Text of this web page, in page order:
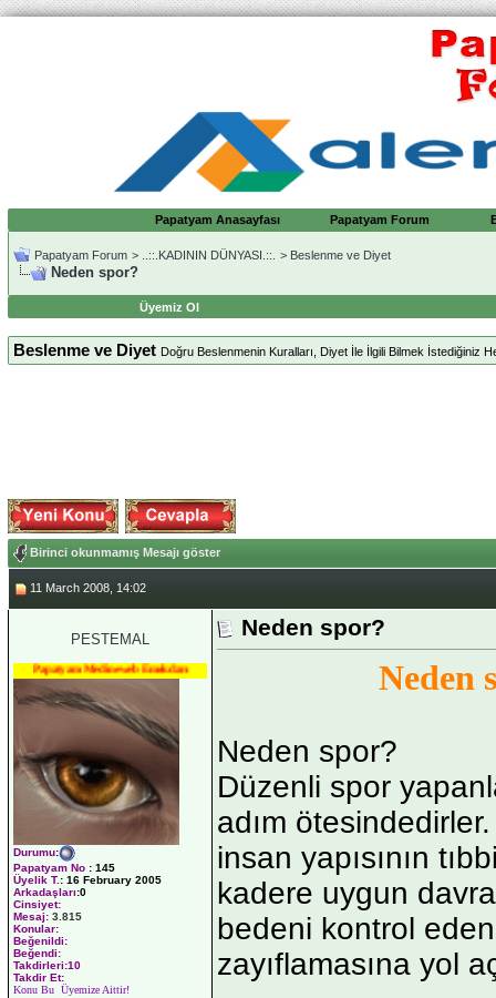
Papatyam Anasayfası Papatyam Forum
Papatyam Forum > ..::.KADININ DÜNYASI.::. > Beslenme ve Diyet
Neden spor?
Üyemiz Ol
Beslenme ve Diyet Doğru Beslenmenin Kuralları, Diyet İle İlgili Bilmek İstediğiniz
Birinci okunmamış Mesajı göster
11 March 2008, 14:02
PESTEMAL
Papatyam Medineweb Emekdarı
Durumu:
Papatyam No : 145
Üyelik T.: 16 February 2005
Arkadaşları:0
Cinsiyet:
Mesaj: 3.815
Konular:
Beğenildi:
Beğendi:
Takdirleri:10
Takdir Et:
Konu Bu Üyemize Aittir!
Neden spor?
Neden
Neden spor?
Düzenli spor
adım
insan yapısının
kadere uygun
bedeni kontrol
zayıflamasına yol